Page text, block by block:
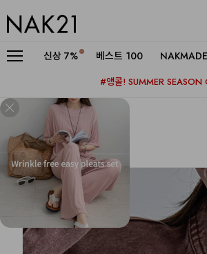
신상 7% 베스트 100 NAKMADE
#앵콜! SUMMER